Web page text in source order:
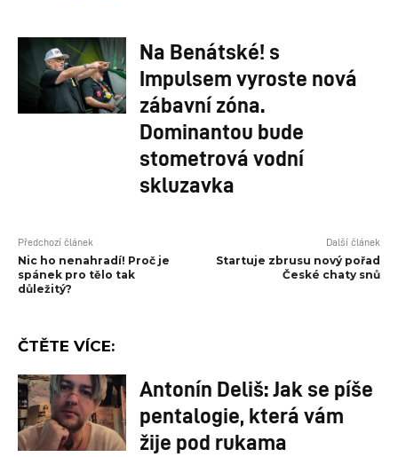
Na Benátské! s
Impulsem vyroste nová
zábavní zóna.
Dominantou bude
stometrová vodní
skluzavka
Předchozí článek
Nic ho nenahradí! Proč je
spánek pro tělo tak
důležitý?
Další článek
Startuje zbrusu nový pořad
České chaty snů
ČTĚTE VÍCE:
Antonín Deliš: Jak se píše
pentalogie, která vám
žije pod rukama